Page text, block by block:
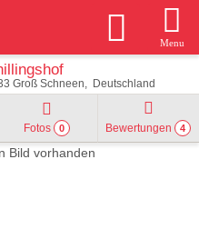
Menu
Groß Schneen Deutschland
Fotos 0 Bewertungen 4